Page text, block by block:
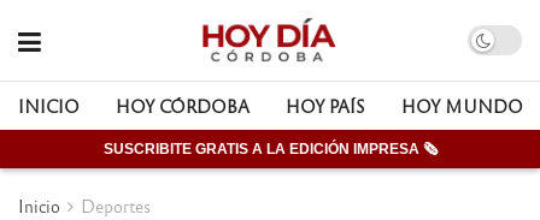
INICIO HOY CÓRDOBA HOY PAÍS HOY MUNDO
SUSCRIBITE GRATIS A LA EDICIÓN IMPRESA 🗞
Inicio Deportes